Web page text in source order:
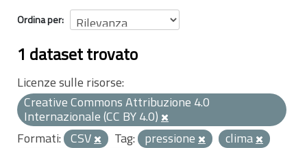
Ordina per
1 dataset trovato
Licenze sulle risorse:
Creative Commons Attribuzione 4.0
Internazionale (CC BY 4.0)
Formati: CSV Tag: pressione clima